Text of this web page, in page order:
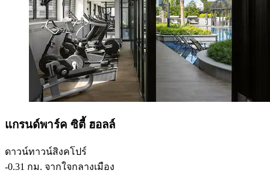
แกรนด์พาร์ค ซิตี้ ฮอลล์
ดาวน์ทาวน์สิงคโปร์
‐0.31 กม. จากใจกลางเมือง